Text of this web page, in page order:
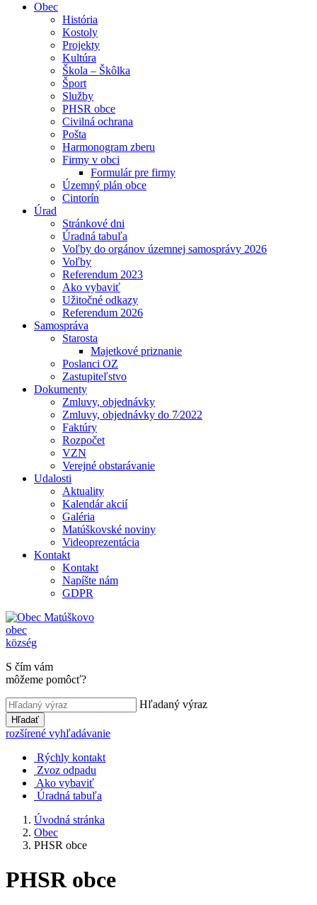
Obec
História
Kostoly
Projekty
Kultúra
Škola – Škôlka
Šport
Služby
PHSR obce
Civilná ochrana
Pošta
Harmonogram zberu
Firmy v obci
Formulár pre firmy
Územný plán obce
Cintorín
Úrad
Stránkové dni
Úradná tabuľa
Voľby do orgánov územnej samosprávy 2026
Voľby
Referendum 2023
Ako vybaviť
Užitočné odkazy
Referendum 2026
Samospráva
Starosta
Majetkové priznanie
Poslanci OZ
Zastupiteľstvo
Dokumenty
Zmluvy, objednávky
Zmluvy, objednávky do 7⁄2022
Faktúry
Rozpočet
VZN
Verejné obstarávanie
Udalosti
Aktuality
Kalendár akcií
Galéria
Matúškovské noviny
Videoprezentácia
Kontakt
Kontakt
Napíšte nám
GDPR
obec
község
S čím vám
môžeme pomôcť?
Hľadaný výraz
Hľadať
rozšírené vyhľadávanie
Rýchly kontakt
Zvoz odpadu
Ako vybaviť
Úradná tabuľa
Úvodná stránka
Obec
PHSR obce
PHSR obce